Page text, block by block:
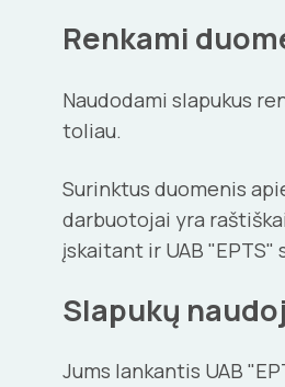
Renkami
Naudodami slapukus
toliau.
Surinktus duomenis
darbuotojai yra
įskaitant ir UAB
Slapukų
Jums lankantis UAB